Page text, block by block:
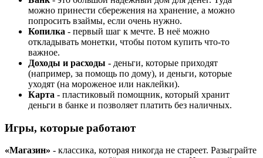
можно принести сбережения на хранение, а можно
попросить взаймы, если очень нужно.
Копилка - первый шаг к мечте. В неё можно
откладывать монетки, чтобы потом купить что-то
важное.
Доходы и расходы - деньги, которые приходят
(например, за помощь по дому), и деньги, которые
уходят (на мороженое или наклейки).
Карта - пластиковый помощник, который хранит
деньги в банке и позволяет платить без наличных.
Игры, которые работают
«Магазин» - классика, которая никогда не стареет. Разыграйте